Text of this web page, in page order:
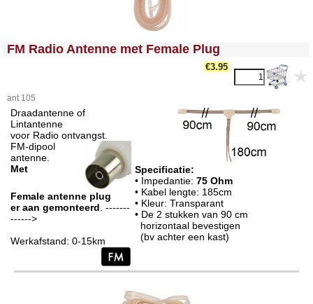
<!-- MakeFullWidth0 --><!-- MakeFullWidth1 --><!-- MakeFullWidth2 --><!-- MakeFullWidth3 --><!-- MakeFullWidth4 --><!-- MakeFullWidth5 --><!-- MakeFullWidth6 --><!-- MakeFullWidth7 --><!-- MakeFullWidth8 --><!-- MakeFullWidth9 --><!-- MakeFullWidth10 --><!-- MakeFullWidth11 --><!-- MakeFullWidth12 --><!-- MakeFullWidth13 --><!-- MakeFullWidth14 --><!-- MakeFullWidth15 --><!-- MakeFullWidth16 --><!-- MakeFullWidth17 --><!-- MakeFullWidth18 --><!-- MakeFullWidth19 -->
FM Radio Antenne met Female Plug
€3.95
ant 105
Draadantenne of
Lintantenne
voor Radio ontvangst.
FM-dipool
antenne.
Met
Female antenne plug
er aan gemonteerd . -------
------>
Werkafstand: 0-15km
Specificatie:
• Impedantie: 75 Ohm
• Kabel lengte: 185cm
• Kleur: Transparant
• De 2 stukken van 90 cm
horizontaal bevestigen
(bv achter een kast)